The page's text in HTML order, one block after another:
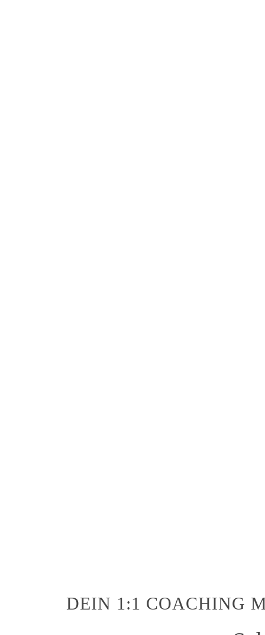
DEIN 1:1 COACHING